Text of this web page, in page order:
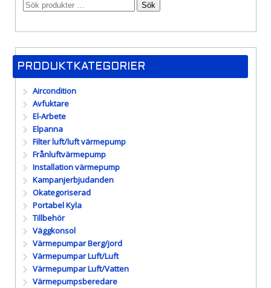
Sök
PRODUKTKATEGORIER
Aircondition
Avfuktare
El-Arbete
Elpanna
Filter luft/luft värmepump
Frånluftvärmepump
Installation värmepump
Kampanjerbjudanden
Okategoriserad
Portabel Kyla
Tillbehör
Väggkonsol
Värmepumpar Berg/jord
Värmepumpar Luft/Luft
Värmepumpar Luft/Vatten
Värmepumpsberedare